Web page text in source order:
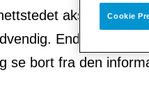
aksepterer
Endringene
se bort fra den
Cookie